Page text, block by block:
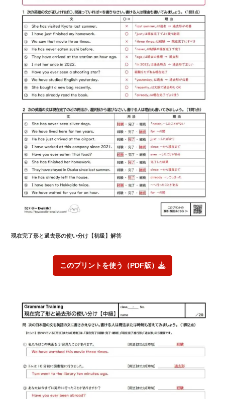
現在完了形と過去形の使い分け 【初級】解答
このプリントを使う（PDF版）